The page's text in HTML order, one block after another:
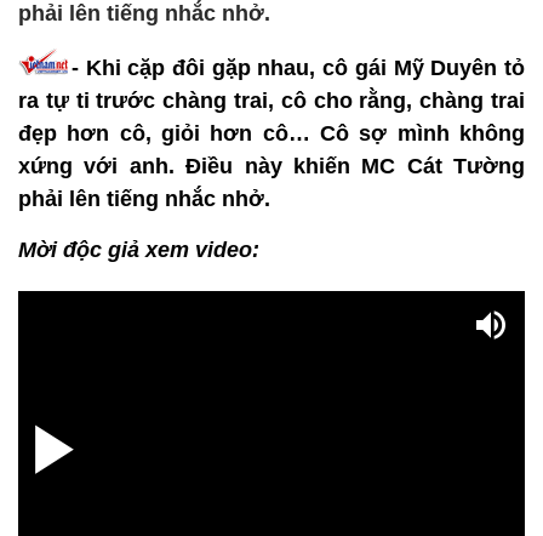
phải lên tiếng nhắc nhở.
- Khi cặp đôi gặp nhau, cô gái Mỹ Duyên tỏ
ra tự ti trước chàng trai, cô cho rằng, chàng trai
đẹp hơn cô, giỏi hơn cô… Cô sợ mình không
xứng với anh. Điều này khiến MC Cát Tường
phải lên tiếng nhắc nhở.
Mời độc giả xem video: